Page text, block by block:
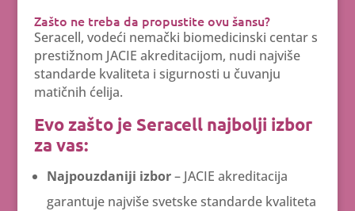
Zašto ne treba da propustite ovu šansu?
Seracell, vodeći nemački biomedicinski centar s
prestižnom JACIE akreditacijom, nudi najviše
standarde kvaliteta i sigurnosti u čuvanju
matičnih ćelija.
Evo zašto je Seracell najbolji izbor
za vas:
Najpouzdaniji izbor– JACIE akreditacija
garantuje najviše svetske standarde kvaliteta